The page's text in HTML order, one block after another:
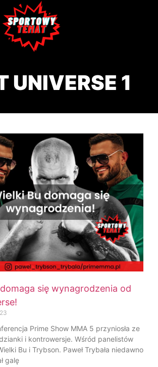
UNIVERSE 1
się wynagrodzenia od
Prime Show MMA 5 przyniosła ze
i kontrowersje. Wśród panelistów
Bu i Trybson. Paweł Trybała niedawno
galę